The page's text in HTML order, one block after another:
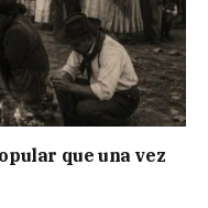
que una vez